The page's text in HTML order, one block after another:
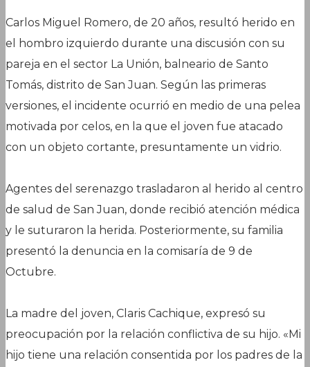
Carlos Miguel Romero, de 20 años, resultó herido en
el hombro izquierdo durante una discusión con su
pareja en el sector La Unión, balneario de Santo
Tomás, distrito de San Juan. Según las primeras
versiones, el incidente ocurrió en medio de una pelea
motivada por celos, en la que el joven fue atacado
con un objeto cortante, presuntamente un vidrio.
Agentes del serenazgo trasladaron al herido al centro
de salud de San Juan, donde recibió atención médica
y le suturaron la herida. Posteriormente, su familia
presentó la denuncia en la comisaría de 9 de
Octubre.
La madre del joven, Claris Cachique, expresó su
preocupación por la relación conflictiva de su hijo. «Mi
hijo tiene una relación consentida por los padres de la